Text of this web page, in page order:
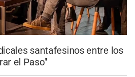
santafesinos entre los
el Paso"